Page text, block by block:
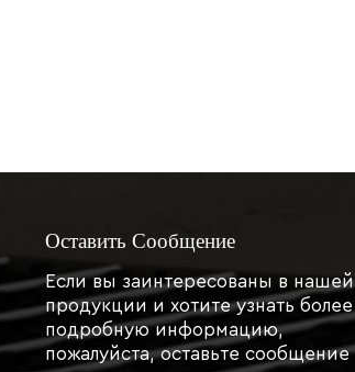
Оставить Сообщение
Если вы заинтересованы в нашей
продукции и хотите узнать более
подробную информацию,
пожалуйста, оставьте сообщение